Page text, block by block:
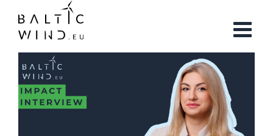
zawartości
większy
obrazek